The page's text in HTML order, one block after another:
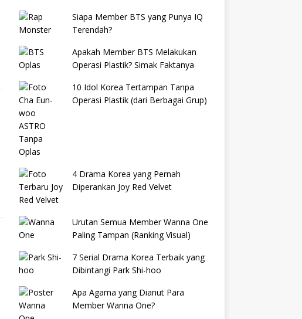
Siapa Member BTS yang Punya IQ
Terendah?
Apakah Member BTS Melakukan
Operasi Plastik? Simak Faktanya
10 Idol Korea Tertampan Tanpa
Operasi Plastik (dari Berbagai Grup)
4 Drama Korea yang Pernah
Diperankan Joy Red Velvet
Urutan Semua Member Wanna One
Paling Tampan (Ranking Visual)
7 Serial Drama Korea Terbaik yang
Dibintangi Park Shi-hoo
Apa Agama yang Dianut Para
Member Wanna One?